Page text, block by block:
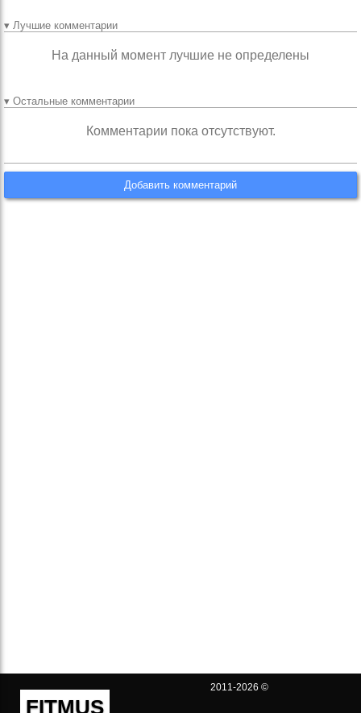
▾ Лучшие комментарии
На данный момент лучшие не определены
▾ Остальные комментарии
Комментарии пока отсутствуют.
Добавить комментарий
FITMUS
2011-2026 ©